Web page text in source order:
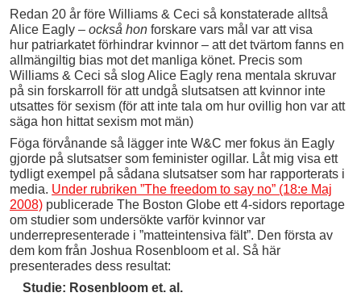
Redan 20 år före Williams & Ceci så konstaterade alltså
Alice Eagly – också hon forskare vars mål var att visa
hur patriarkatet förhindrar kvinnor – att det tvärtom fanns en
allmängiltig bias mot det manliga könet. Precis som
Williams & Ceci så slog Alice Eagly rena mentala skruvar
på sin forskarroll för att undgå slutsatsen att kvinnor inte
utsattes för sexism (för att inte tala om hur ovillig hon var att
säga hon hittat sexism mot män)
Föga förvånande så lägger inte W&C mer fokus än Eagly
gjorde på slutsatser som feminister ogillar. Låt mig visa ett
tydligt exempel på sådana slutsatser som har rapporterats i
media. Under rubriken ”The freedom to say no” (18:e Maj
2008) publicerade The Boston Globe ett 4-sidors reportage
om studier som undersökte varför kvinnor var
underrepresenterade i ”matteintensiva fält”. Den första av
dem kom från Joshua Rosenbloom et al. Så här
presenterades dess resultat:
Studie: Rosenbloom et. al.